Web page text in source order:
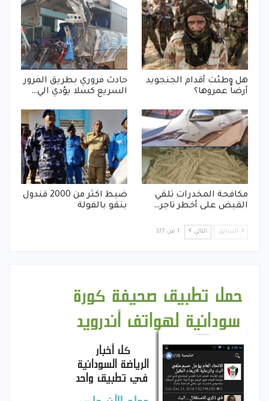
هل وطئت أقدام الجنجويد
أرضاً عمروها؟
حادث مروري بطريق المرور
السريع كسلا يؤدي الي…
مكافحة المخدرات تلقي
القبض على أخطر تاجر…
ضبط اكثر من 2000 قندول
بنقو بالفولة
السابق التالي 1 من 377